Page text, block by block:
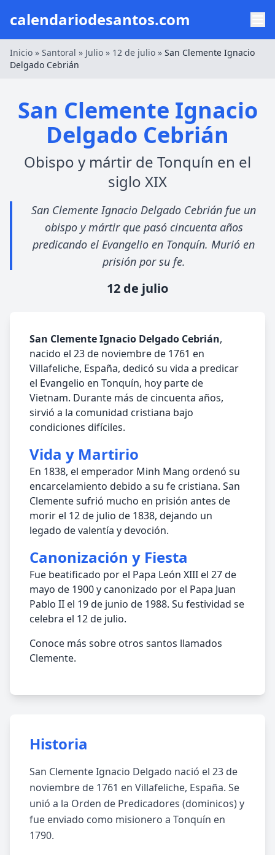
calendariodesantos.com
Inicio » Santoral » Julio » 12 de julio » San Clemente Ignacio
Delgado Cebrián
San Clemente Ignacio
Delgado Cebrián
Obispo y mártir de Tonquín en el
siglo XIX
San Clemente Ignacio Delgado Cebrián fue un
obispo y mártir que pasó cincuenta años
predicando el Evangelio en Tonquín. Murió en
prisión por su fe.
12 de julio
San Clemente Ignacio Delgado Cebrián,
nacido el 23 de noviembre de 1761 en
Villafeliche, España, dedicó su vida a predicar
el Evangelio en Tonquín, hoy parte de
Vietnam. Durante más de cincuenta años,
sirvió a la comunidad cristiana bajo
condiciones difíciles.
Vida y Martirio
En 1838, el emperador Minh Mang ordenó su
encarcelamiento debido a su fe cristiana. San
Clemente sufrió mucho en prisión antes de
morir el 12 de julio de 1838, dejando un
legado de valentía y devoción.
Canonización y Fiesta
Fue beatificado por el Papa León XIII el 27 de
mayo de 1900 y canonizado por el Papa Juan
Pablo II el 19 de junio de 1988. Su festividad se
celebra el 12 de julio.
Conoce más sobre otros santos llamados
Clemente.
Historia
San Clemente Ignacio Delgado nació el 23 de
noviembre de 1761 en Villafeliche, España. Se
unió a la Orden de Predicadores (dominicos) y
fue enviado como misionero a Tonquín en
1790.